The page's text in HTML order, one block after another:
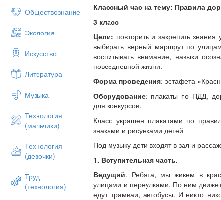
Обществознание
Экология
Искусство
Литература
Музыка
Технология
(мальчики)
Технология
(девочки)
Труд
(технология)
Дорогу как переходить,
Чтоб под трамвай не угодить!
дорожного движения. Они тебе,
улицах большого города.
2. Выступление учеников.
Выходят дети, в руках держат
С виду грозный и серьезный
Классный час на тему: Правила
3 класс
Цели: повторить и закрепить
выбирать верный маршрут по
воспитывать внимание, навыки
повседневной жизни.
Форма проведения: эстафета
Оборудование: плакаты по ПДД,
для конкурсов.
Класс украшен плакатами по
знаками и рисунками детей.
Под музыку дети входят в зал и
1. Вступительная часть.
Ведущий. Ребята, мы живем в
улицами и переулками. По ним
едут трамваи, автобусы. И никто